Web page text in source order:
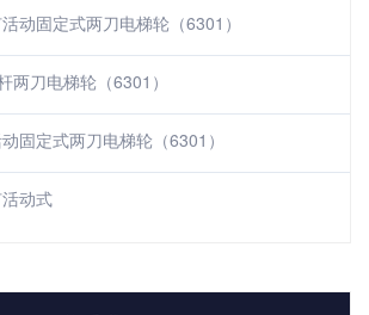
动固定式两刀电梯轮（6301）
两刀电梯轮（6301）
固定式两刀电梯轮（6301）
动式